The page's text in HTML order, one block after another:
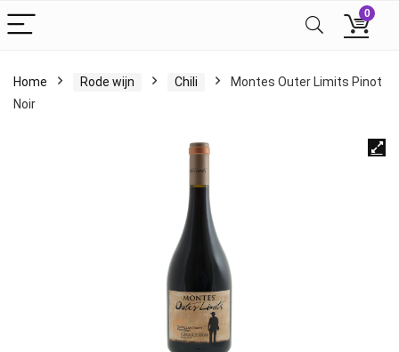
0
Home Rode wijn Chili
Montes Outer Limits Pinot
Noir